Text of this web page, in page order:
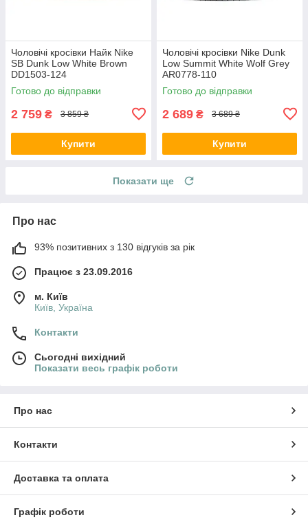
Чоловічі кросівки Найк Nike
SB Dunk Low White Brown
DD1503-124
Готово до відправки
2 759 ₴ 3 859 ₴
Купити
Чоловічі кросівки Nike Dunk
Low Summit White Wolf Grey
AR0778-110
Готово до відправки
2 689 ₴ 3 689 ₴
Купити
Показати ще
Про нас
93% позитивних з 130 відгуків за рік
Працює з 23.09.2016
м. Київ
Київ, Україна
Контакти
Сьогодні вихідний
Показати весь графік роботи
Про нас
Контакти
Доставка та оплата
Графік роботи